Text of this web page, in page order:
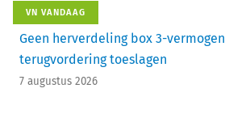
VN VANDAAG
Geen herverdeling box 3-
terugvordering toeslagen
7 augustus 2026